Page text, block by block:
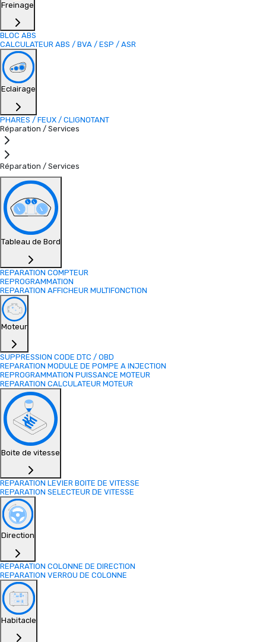
Freinage
BLOC ABS
CALCULATEUR ABS / BVA / ESP / ASR
Eclairage
PHARES / FEUX / CLIGNOTANT
Réparation / Services
Réparation / Services
Tableau de Bord
REPARATION COMPTEUR
REPROGRAMMATION
REPARATION AFFICHEUR MULTIFONCTION
Moteur
SUPPRESSION CODE DTC / OBD
REPARATION MODULE DE POMPE A INJECTION
REPROGRAMMATION PUISSANCE MOTEUR
REPARATION CALCULATEUR MOTEUR
Boite de vitesse
REPARATION LEVIER BOITE DE VITESSE
REPARATION SELECTEUR DE VITESSE
Direction
REPARATION COLONNE DE DIRECTION
REPARATION VERROU DE COLONNE
Habitacle